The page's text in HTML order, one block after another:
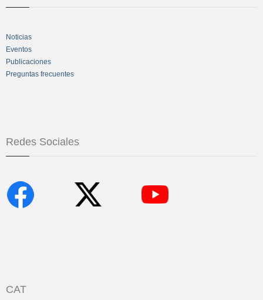
Noticias
Eventos
Publicaciones
Preguntas frecuentes
Redes Sociales
CAT